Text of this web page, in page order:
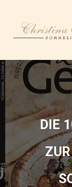
DIE